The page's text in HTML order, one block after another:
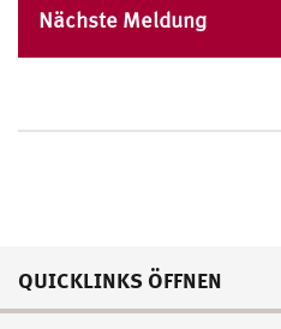
Nächste Meldung
QUICKLINKS ÖFFNEN